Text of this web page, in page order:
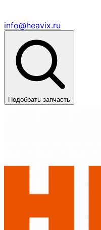
info@heavix.ru
Подобрать запчасть